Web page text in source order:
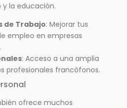
la educación.
de Trabajo: Mejorar tus
empleo en empresas
: Acceso a una amplia
profesionales francófonos.
ofrece muchos